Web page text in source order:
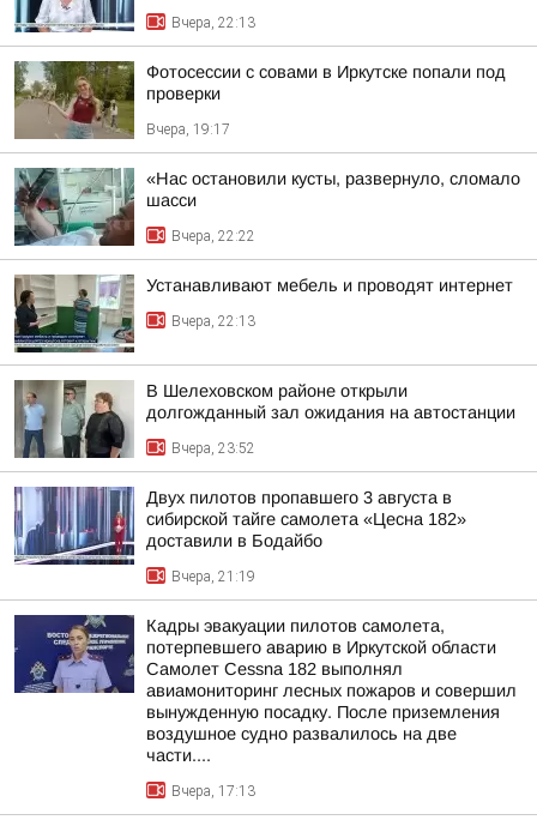
Вчера, 22:13
Фотосессии с совами в Иркутске попали под
проверки
Вчера, 19:17
«Нас остановили кусты, развернуло, сломало
шасси
Вчера, 22:22
Устанавливают мебель и проводят интернет
Вчера, 22:13
В Шелеховском районе открыли
долгожданный зал ожидания на автостанции
Вчера, 23:52
Двух пилотов пропавшего 3 августа в
сибирской тайге самолета «Цесна 182»
доставили в Бодайбо
Вчера, 21:19
Кадры эвакуации пилотов самолета,
потерпевшего аварию в Иркутской области
Самолет Cessna 182 выполнял
авиамониторинг лесных пожаров и совершил
вынужденную посадку. После приземления
воздушное судно развалилось на две
части....
Вчера, 17:13